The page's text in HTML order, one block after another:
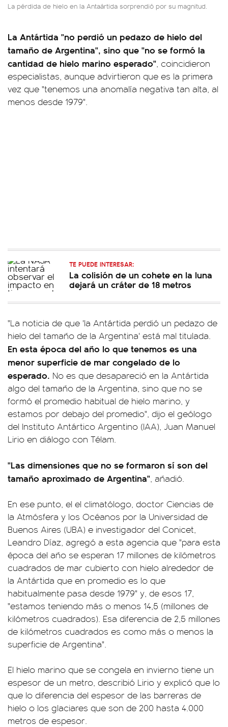
La pérdida de hielo en la Antaártida sorprendió por su magnitud.
La Antártida "no perdió un pedazo de hielo del
tamaño de Argentina", sino que "no se formó la
cantidad de hielo marino esperado", coincidieron
especialistas, aunque advirtieron que es la primera
vez que "tenemos una anomalía negativa tan alta, al
menos desde 1979".
TE PUEDE INTERESAR:
La colisión de un cohete en la luna
dejará un cráter de 18 metros
"La noticia de que 'la Antártida perdió un pedazo de
hielo del tamaño de la Argentina' está mal titulada.
En esta época del año lo que tenemos es una
menor superficie de mar congelado de lo
esperado. No es que desapareció en la Antártida
algo del tamaño de la Argentina, sino que no se
formó el promedio habitual de hielo marino, y
estamos por debajo del promedio", dijo el geólogo
del Instituto Antártico Argentino (IAA), Juan Manuel
Lirio en diálogo con Télam.
"Las dimensiones que no se formaron sí son del
tamaño aproximado de Argentina", añadió.
En ese punto, el el climatólogo, doctor Ciencias de
la Atmósfera y los Océanos por la Universidad de
Buenos Aires (UBA) e investigador del Conicet,
Leandro Díaz, agregó a esta agencia que "para esta
época del año se esperan 17 millones de kilómetros
cuadrados de mar cubierto con hielo alrededor de
la Antártida que en promedio es lo que
habitualmente pasa desde 1979" y, de esos 17,
"estamos teniendo más o menos 14,5 (millones de
kilómetros cuadrados). Esa diferencia de 2,5 millones
de kilómetros cuadrados es como más o menos la
superficie de Argentina".
El hielo marino que se congela en invierno tiene un
espesor de un metro, describió Lirio y explicó que lo
que lo diferencia del espesor de las barreras de
hielo o los glaciares que son de 200 hasta 4.000
metros de espesor.